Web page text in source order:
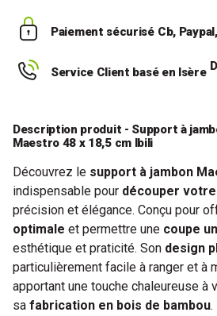
Paiement sécurisé Cb,
Service Client basé en Isère
Description produit - Support à
Maestro 48 x 18,5 cm Ibili
Découvrez le support à jambon
indispensable pour découper
précision et élégance. Conçu pour
optimale et permettre une coupe
esthétique et praticité. Son design
particulièrement facile à ranger et à
apportant une touche chaleureuse à
sa fabrication en bois de bambou.